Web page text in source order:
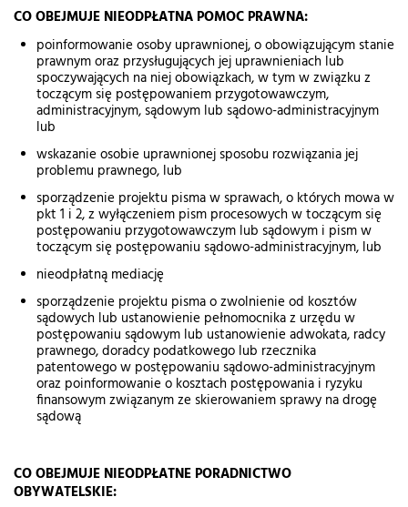
CO OBEJMUJE NIEODPŁATNA POMOC PRAWNA:
poinformowanie osoby uprawnionej, o obowiązującym stanie
prawnym oraz przysługujących jej uprawnieniach lub
spoczywających na niej obowiązkach, w tym w związku z
toczącym się postępowaniem przygotowawczym,
administracyjnym, sądowym lub sądowo-administracyjnym
lub
wskazanie osobie uprawnionej sposobu rozwiązania jej
problemu prawnego, lub
sporządzenie projektu pisma w sprawach, o których mowa w
pkt 1 i 2, z wyłączeniem pism procesowych w toczącym się
postępowaniu przygotowawczym lub sądowym i pism w
toczącym się postępowaniu sądowo-administracyjnym, lub
nieodpłatną mediację
sporządzenie projektu pisma o zwolnienie od kosztów
sądowych lub ustanowienie pełnomocnika z urzędu w
postępowaniu sądowym lub ustanowienie adwokata, radcy
prawnego, doradcy podatkowego lub rzecznika
patentowego w postępowaniu sądowo-administracyjnym
oraz poinformowanie o kosztach postępowania i ryzyku
finansowym związanym ze skierowaniem sprawy na drogę
sądową
CO OBEJMUJE NIEODPŁATNE PORADNICTWO
OBYWATELSKIE: